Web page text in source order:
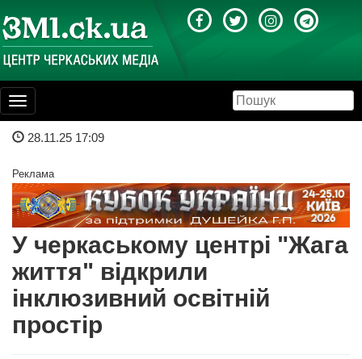
Toggle
navigation
28.11.25 17:09
Реклама
У черкаському центрі "Жага
життя" відкрили
інклюзивний освітній
простір